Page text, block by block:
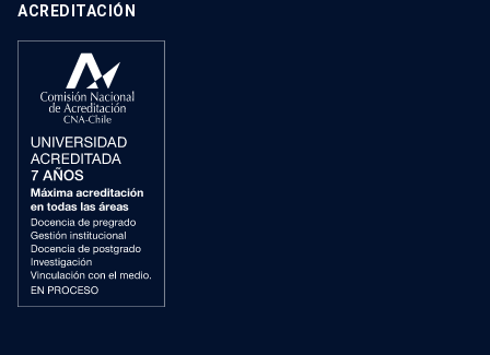
ACREDITACIÓN